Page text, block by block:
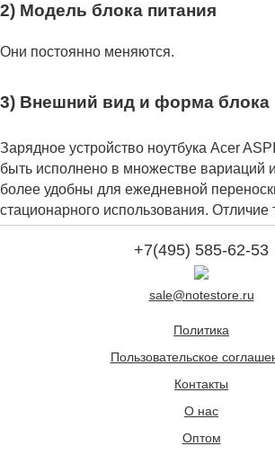
2) Модель блока питания
Они постоянно меняются.
3) Внешний вид и форма блока
Зарядное устройство ноутбука Acer
быть исполнено в множестве вариаций
более удобны для ежедневной
стационарного использования. Отличие
+7(495) 585-62-53
sale@notestore.ru
Политика
Пользовательское
Контакты
О нас
Оптом